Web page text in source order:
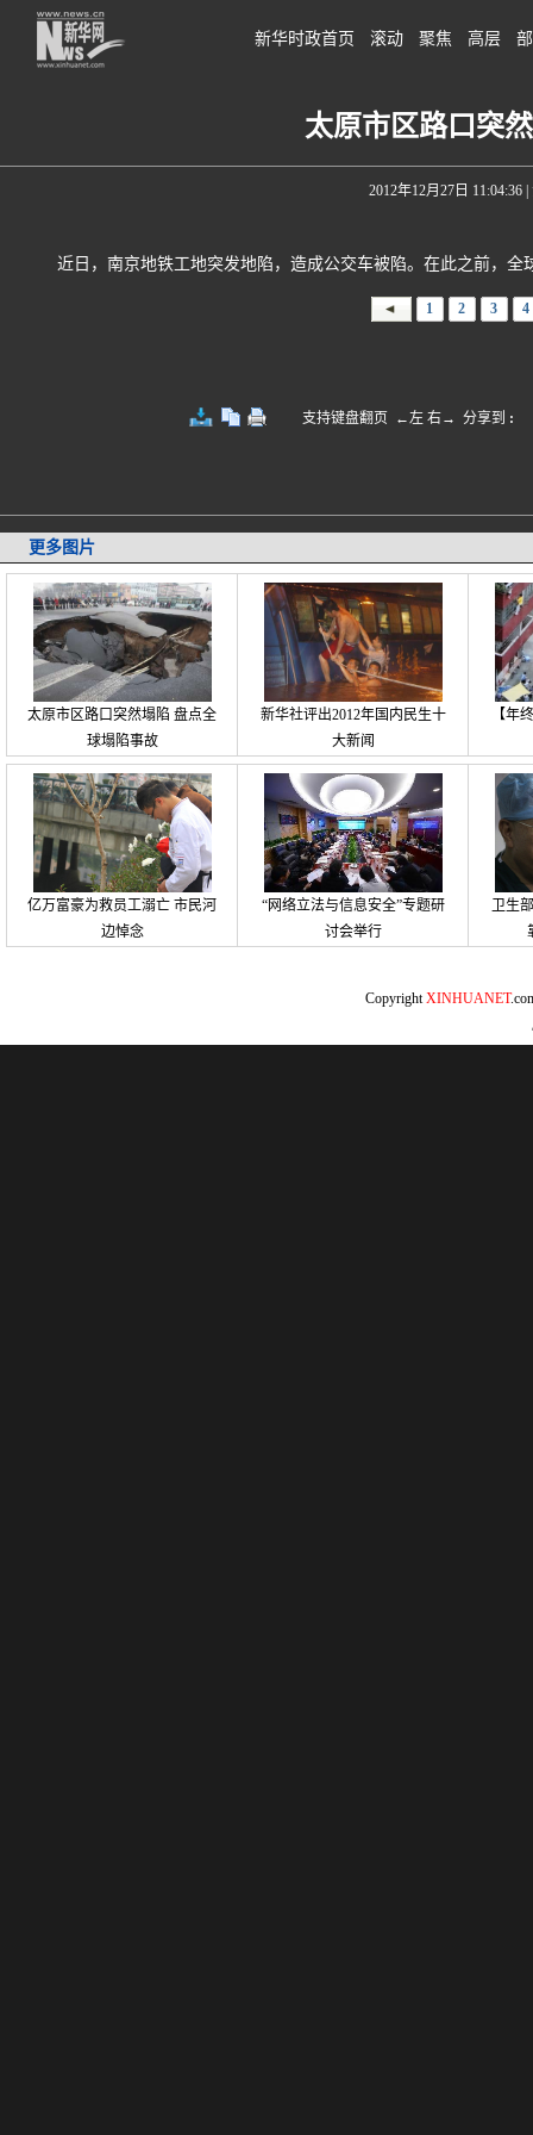
新华时政首页 滚动 聚焦 高层
太原市区路口突
2012年12月27日 11:04:36|
近日，南京地铁工地突发地陷，造成公交车被陷。在此之前，全
1 2 3 4
支持键盘翻页 ←左 右→ 分享到 :
更多图片
太原市区路口突然塌陷 盘点全
球塌陷事故
新华社评出2012年国内民生十
大新闻
【年
亿万富豪为救员工溺亡 市民河
边悼念
“网络立法与信息安全”专题研
讨会举行
卫生
CopyrightXINHUANET